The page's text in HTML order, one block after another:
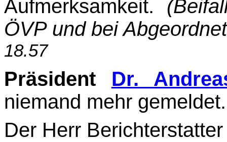
Aufmerksamkeit.
ÖVP und bei
18.57
Präsident Dr.
niemand mehr
Der Herr